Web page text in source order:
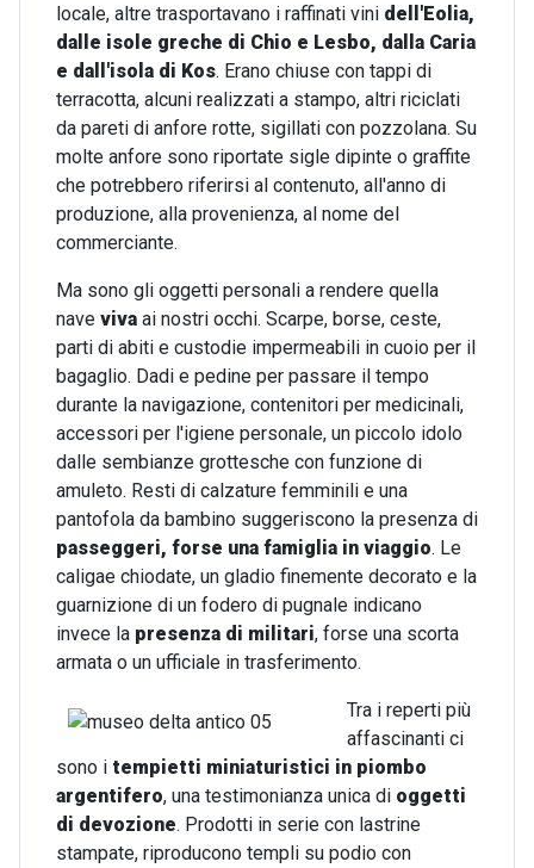
locale, altre trasportavano i raffinati vini dell'Eolia,
dalle isole greche di Chio e Lesbo, dalla Caria
e dall'isola di Kos. Erano chiuse con tappi di
terracotta, alcuni realizzati a stampo, altri riciclati
da pareti di anfore rotte, sigillati con pozzolana. Su
molte anfore sono riportate sigle dipinte o graffite
che potrebbero riferirsi al contenuto, all'anno di
produzione, alla provenienza, al nome del
commerciante.
Ma sono gli oggetti personali a rendere quella
nave viva ai nostri occhi. Scarpe, borse, ceste,
parti di abiti e custodie impermeabili in cuoio per il
bagaglio. Dadi e pedine per passare il tempo
durante la navigazione, contenitori per medicinali,
accessori per l'igiene personale, un piccolo idolo
dalle sembianze grottesche con funzione di
amuleto. Resti di calzature femminili e una
pantofola da bambino suggeriscono la presenza di
passeggeri, forse una famiglia in viaggio. Le
caligae chiodate, un gladio finemente decorato e la
guarnizione di un fodero di pugnale indicano
invece la presenza di militari, forse una scorta
armata o un ufficiale in trasferimento.
Tra i reperti più
affascinanti ci
sono i tempietti miniaturistici in piombo
argentifero, una testimonianza unica di oggetti
di devozione. Prodotti in serie con lastrine
stampate, riproducono templi su podio con